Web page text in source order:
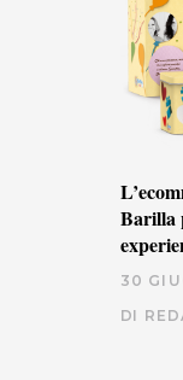
Barilla
30
DI